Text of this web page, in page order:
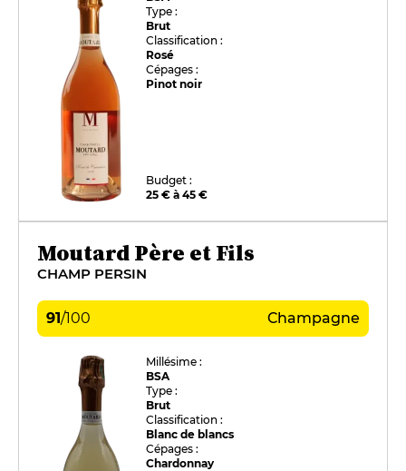
Type :
Brut
Classification :
Rosé
Cépages :
Pinot noir
Budget :
25 € à 45 €
Moutard Père et Fils
CHAMP PERSIN
91/100 Champagne
Millésime :
BSA
Type :
Brut
Classification :
Blanc de blancs
Cépages :
Chardonnay